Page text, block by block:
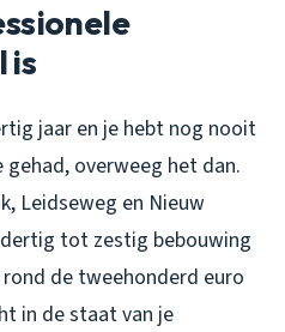
is
jaar en je hebt nog nooit
overweeg het dan.
Leidseweg en Nieuw
tot zestig bebouwing
de tweehonderd euro
in de staat van je